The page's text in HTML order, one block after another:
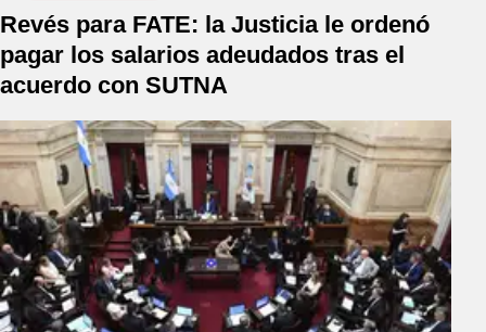
Revés para FATE: la Justicia le ordenó
pagar los salarios adeudados tras el
acuerdo con SUTNA